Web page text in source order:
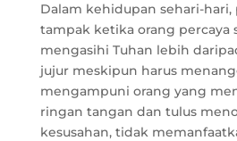
Dalam kehidupan sehari-
tampak ketika orang percaya
mengasihi Tuhan lebih
jujur meskipun harus
mengampuni orang yang
ringan tangan dan tulus
kesusahan, tidak